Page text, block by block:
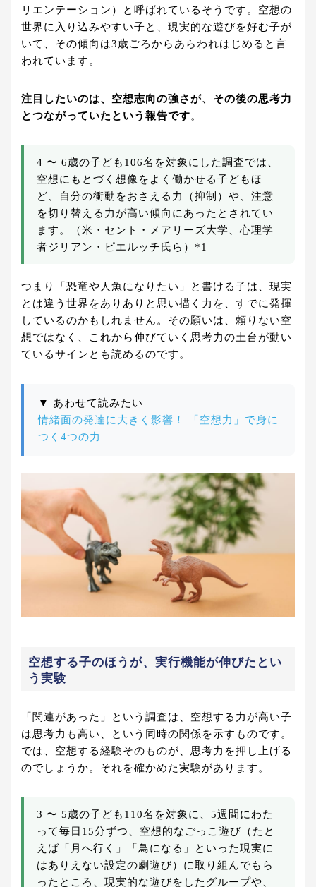
リエンテーション）と呼ばれているそうです。空想の
世界に入り込みやすい子と、現実的な遊びを好む子が
いて、その傾向は3歳ごろからあらわれはじめると言
われています。
注目したいのは、空想志向の強さが、その後の思考力
とつながっていたという報告です。
4 〜 6歳の子ども106名を対象にした調査では、
空想にもとづく想像をよく働かせる子どもほ
ど、自分の衝動をおさえる力（抑制）や、注意
を切り替える力が高い傾向にあったとされてい
ます。（米・セント・メアリーズ大学、心理学
者ジリアン・ピエルッチ氏ら）*1
つまり「恐竜や人魚になりたい」と書ける子は、現実
とは違う世界をありありと思い描く力を、すでに発揮
しているのかもしれません。その願いは、頼りない空
想ではなく、これから伸びていく思考力の土台が動い
ているサインとも読めるのです。
▼ あわせて読みたい
情緒面の発達に大きく影響！ 「空想力」で身に
つく4つの力
空想する子のほうが、実行機能が伸びたとい
う実験
「関連があった」という調査は、空想する力が高い子
は思考力も高い、という同時の関係を示すものです。
では、空想する経験そのものが、思考力を押し上げる
のでしょうか。それを確かめた実験があります。
3 〜 5歳の子ども110名を対象に、5週間にわた
って毎日15分ずつ、空想的なごっこ遊び（たと
えば「月へ行く」「鳥になる」といった現実に
はありえない設定の劇遊び）に取り組んでもら
ったところ、現実的な遊びをしたグループや、